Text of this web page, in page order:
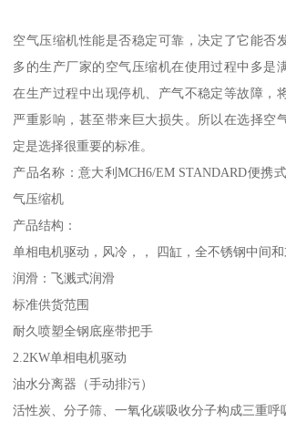
空气压缩机性能是否稳定可靠，决定了它能否
多的生产厂家的空气压缩机在使用过程中多是
在生产过程中出现停机、产气不稳定等故障，
严重影响，甚至带来巨大损失。所以在选择空
定是选择很重要的标准。
产品名称：意大利MCH6/EM STANDARD便携
气压缩机
产品结构：
单相电机驱动，风冷，， 四缸，全不锈钢中间
润滑：飞溅式润滑
标准供货范围
耐久喷塑全钢底座带把手
2.2KW单相电机驱动
油水分离器（手动排污）
活性炭、分子筛、一氧化碳吸收分子构成三重呼